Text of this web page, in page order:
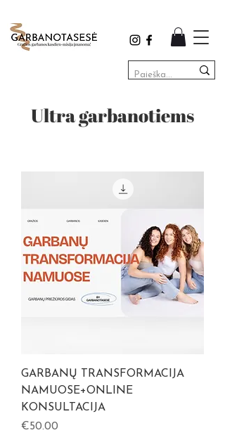
Ultra garbanotiems
GARBANŲ TRANSFORMACIJA
NAMUOSE+ONLINE
KONSULTACIJA
Kaina
€50.00